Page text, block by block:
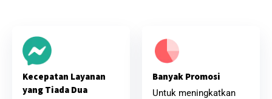
Kecepatan Layanan
yang Tiada Dua
Banyak Promosi
Untuk meningkatkan